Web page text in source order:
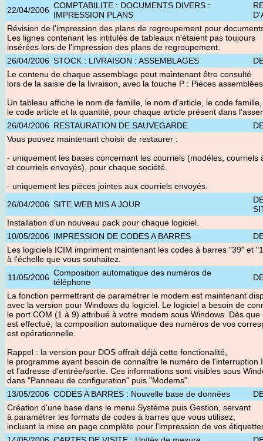
22/04/2006 COMPTABILITE : DOCUMENTS DIVERS :
IMPRESSION PLANS
Révision de l'impression des plans de regroupement pour
Les lignes contenant les intitulés de tableaux n'étaient pas toujours
insérées lors de l'impression des plans de regroupement.
26/04/2006 STOCK : LIVRAISON : ASSEMBLAGES
Le contenu de chaque assemblage peut maintenant être consulté
lors de la saisie de la livraison, avec la touche P : Pièces
Un tableau affiche le nom de famille, le nom d'article, le code famille,
le code article et la quantité, pour chaque article présent dans
26/04/2006 RESTAURATION DE SAUVEGARDE
Vous pouvez maintenant choisir de restaurer :
- uniquement les bases concernant les courriels (modèles, courriels
et courriels envoyés), pour chaque société.
- uniquement les pièces jointes aux courriels envoyés.
26/04/2006 SITE WEB MIS A JOUR
Installation d'un nouveau pack pour chaque logiciel.
10/05/2006 IMPRESSION DE CODES A BARRES
Les logiciels ICIM impriment maintenant les codes à barres "39" et
à l'échelle que vous souhaitez.
11/05/2006 Composition automatique des numéros de
téléphone
La fonction permettrant de paramétrer le modem est maintenant
avec la version pour Windows du logiciel. Le logiciel a besoin de
le port COM (1 à 9) attribué à votre modem sous Windows. Dès
est effectué, la composition automatique des numéros de vos
est opérationnelle.
Rappel : la version pour DOS offrait déjà cette fonctionalité,
le programme ayant besoin de connaître le numéro de l'interruption
et l'adresse d'entrée/sortie. Ces informations sont visibles sous
dans "Panneau de configuration" puis "Modems".
13/05/2006 CODES A BARRES : Nouvelle base de données
Création d'une base dans le menu Système puis Gestion, servant
à paramétrer les formats de codes à barres que vous utilisez,
incluant la mise en page complète pour l'impression de vos